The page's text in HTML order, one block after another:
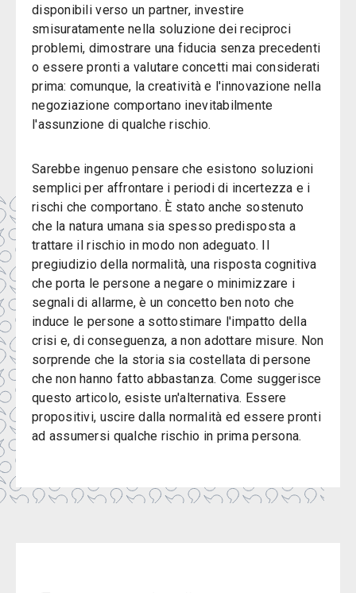
disponibili verso un partner, investire
smisuratamente nella soluzione dei reciproci
problemi, dimostrare una fiducia senza precedenti
o essere pronti a valutare concetti mai considerati
prima: comunque, la creatività e l'innovazione nella
negoziazione comportano inevitabilmente
l'assunzione di qualche rischio.
Sarebbe ingenuo pensare che esistono soluzioni
semplici per affrontare i periodi di incertezza e i
rischi che comportano. È stato anche sostenuto
che la natura umana sia spesso predisposta a
trattare il rischio in modo non adeguato. Il
pregiudizio della normalità, una risposta cognitiva
che porta le persone a negare o minimizzare i
segnali di allarme, è un concetto ben noto che
induce le persone a sottostimare l'impatto della
crisi e, di conseguenza, a non adottare misure. Non
sorprende che la storia sia costellata di persone
che non hanno fatto abbastanza. Come suggerisce
questo articolo, esiste un'alternativa. Essere
propositivi, uscire dalla normalità ed essere pronti
ad assumersi qualche rischio in prima persona.